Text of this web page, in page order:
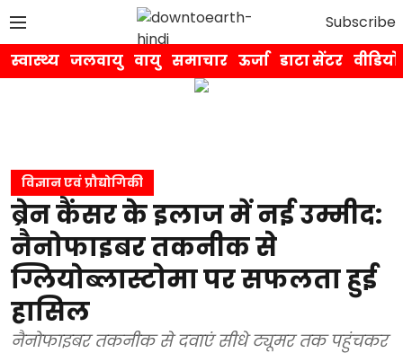
Subscribe
स्वास्थ्य जलवायु वायु समाचार ऊर्जा डाटा सेंटर वीडियो
विज्ञान एवं प्रौद्योगिकी
ब्रेन कैंसर के इलाज में नई उम्मीद:
नैनोफाइबर तकनीक से
ग्लियोब्लास्टोमा पर सफलता हुई
हासिल
नैनोफाइबर तकनीक से दवाएं सीधे ट्यूमर तक पहुंचकर